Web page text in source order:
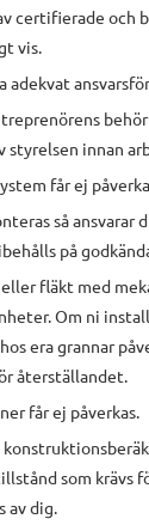
certifierade och
vis.
adekvat
styrelsen innan
får ej
så ansvarar
på
fläkt med
Om ni
era grannar
återställandet.
får ej påverkas.
som krävs
av dig.